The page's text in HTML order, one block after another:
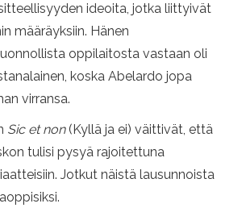
ideoita, jotka liittyivät
määräyksiin. Hänen
oppilaitosta vastaan ​​oli
koska Abelardo jopa
virransa.
Sic et non(Kyllä ja ei) väittivät, että
tulisi pysyä rajoitettuna
Jotkut näistä lausunnoista